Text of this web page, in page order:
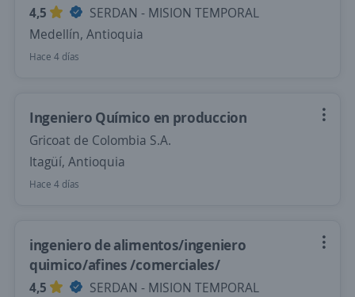
4,5
SERDAN - MISION TEMPORAL
Medellín, Antioquia
Hace 4 días
Ingeniero Químico en produccion
Gricoat de Colombia S.A.
Itagüí, Antioquia
Hace 4 días
ingeniero de alimentos/ingeniero
quimico/afines /comerciales/
4,5
SERDAN - MISION TEMPORAL